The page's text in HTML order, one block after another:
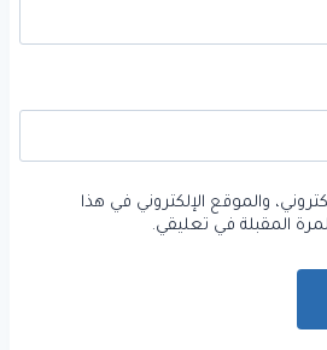
والموقع الإلكتروني في هذا
المقبلة في تعليقي.